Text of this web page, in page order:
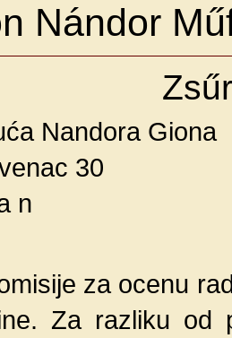
Nándor
Nandora Giona
30
n
za ocenu
Za razliku od